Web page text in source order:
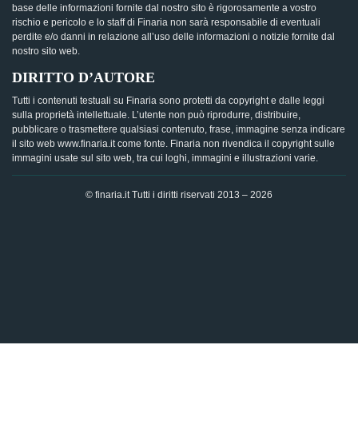
base delle informazioni fornite dal nostro sito è rigorosamente a vostro
rischio e pericolo e lo staff di Finaria non sarà responsabile di eventuali
perdite e/o danni in relazione all’uso delle informazioni o notizie fornite dal
nostro sito web.
DIRITTO D’AUTORE
Tutti i contenuti testuali su Finaria sono protetti da copyright e dalle leggi
sulla proprietà intellettuale. L’utente non può riprodurre, distribuire,
pubblicare o trasmettere qualsiasi contenuto, frase, immagine senza indicare
il sito web www.finaria.it come fonte. Finaria non rivendica il copyright sulle
immagini usate sul sito web, tra cui loghi, immagini e illustrazioni varie.
© finaria.it Tutti i diritti riservati 2013 – 2026